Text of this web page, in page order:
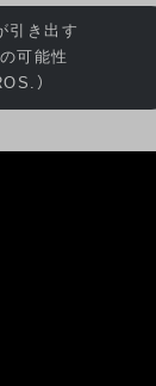
引き出す
可能性
）